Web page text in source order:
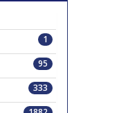
1
95
333